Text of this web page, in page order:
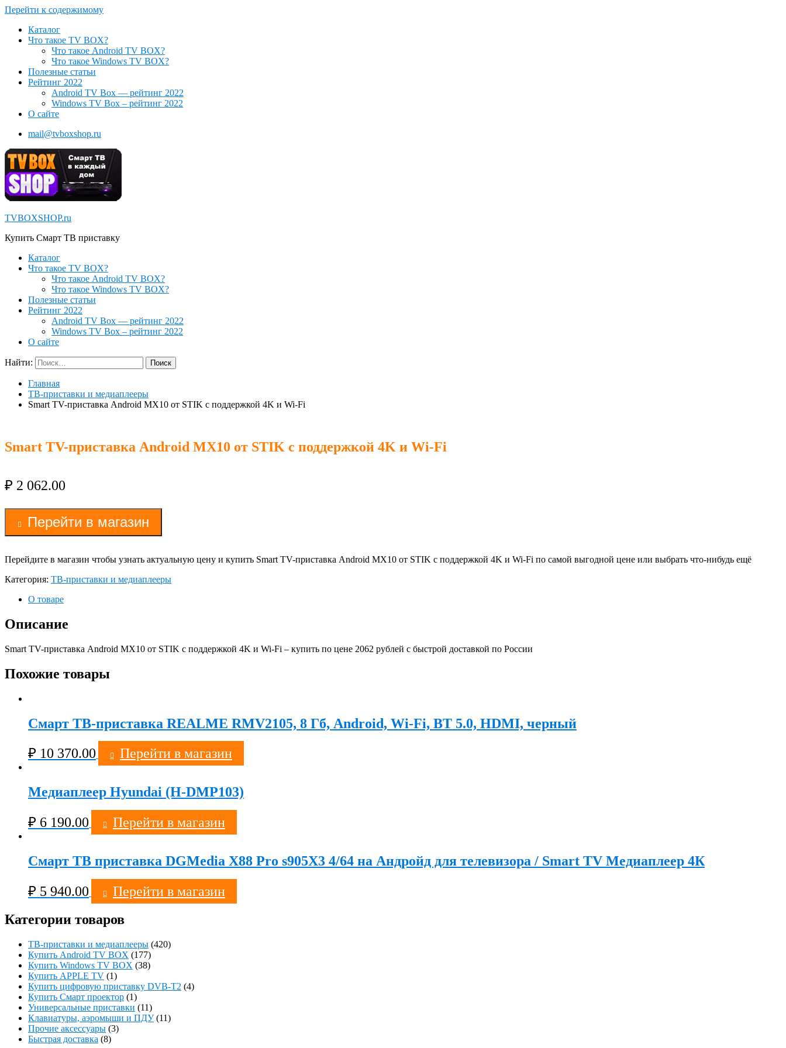
Перейти к содержимому
Каталог
Что такое TV BOX?
Что такое Android TV BOX?
Что такое Windows TV BOX?
Полезные статьи
Рейтинг 2022
Android TV Box — рейтинг 2022
Windows TV Box – рейтинг 2022
О сайте
mail@tvboxshop.ru
TVBOXSHOP.ru
Купить Смарт ТВ приставку
Каталог
Что такое TV BOX?
Что такое Android TV BOX?
Что такое Windows TV BOX?
Полезные статьи
Рейтинг 2022
Android TV Box — рейтинг 2022
Windows TV Box – рейтинг 2022
О сайте
Найти:
Главная
ТВ-приставки и медиаплееры
Smart TV-приставка Android MX10 от STIK с поддержкой 4K и Wi-Fi
Smart TV-приставка Android MX10 от STIK с поддержкой 4K и Wi-Fi
₽ 2 062.00
Перейти в магазин
Перейдите в магазин чтобы узнать актуальную цену и купить Smart TV-приставка Android MX10 от STIK с поддержкой 4K и Wi-Fi по самой выгодной цене или выбрать что-нибудь ещё
Категория: ТВ-приставки и медиаплееры
О товаре
Описание
Smart TV-приставка Android MX10 от STIK с поддержкой 4K и Wi-Fi – купить по цене 2062 рублей с быстрой доставкой по России
Похожие товары
Смарт ТВ-приставка REALME RMV2105, 8 Гб, Android, Wi-Fi, BT 5.0, HDMI, черный
₽ 10 370.00 Перейти в магазин
Медиаплеер Hyundai (H-DMP103)
₽ 6 190.00 Перейти в магазин
Смарт ТВ приставка DGMedia X88 Pro s905X3 4/64 на Андройд для телевизора / Smart TV Медиаплеер 4К
₽ 5 940.00
Перейти в магазин
Категории товаров
ТВ-приставки и медиаплееры (420)
Купить Android TV BOX (177)
Купить Windows TV BOX (38)
Купить APPLE TV (1)
Купить цифровую приставку DVB-T2 (4)
Купить Смарт проектор (1)
Универсальные приставки (11)
Клавиатуры, аэромыши и ПДУ (11)
Прочие аксессуары (3)
Быстрая доставка (8)